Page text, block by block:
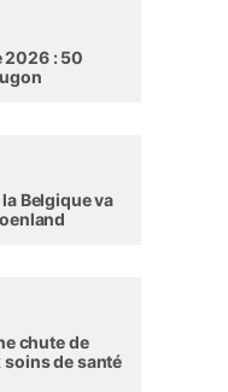
2026 : 50
Belgique va
chute de
soins de santé